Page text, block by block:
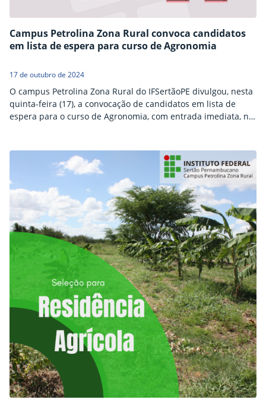
Campus Petrolina Zona Rural convoca candidatos
em lista de espera para curso de Agronomia
17 de outubro de 2024
O campus Petrolina Zona Rural do IFSertãoPE divulgou, nesta
quinta-feira (17), a convocação de candidatos em lista de
espera para o curso de Agronomia, com entrada imediata, no
até o dia 30 de outubro, para efetivação da matrícula. Clique
aqui para conferir a relação…